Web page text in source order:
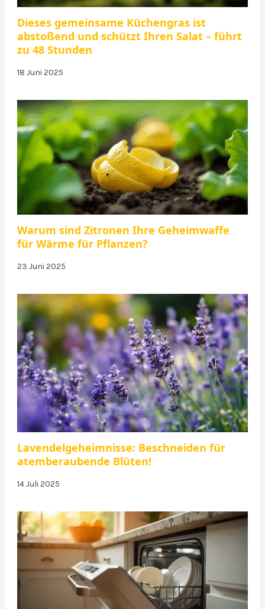
Dieses gemeinsame Küchengras ist
abstoßend und schützt Ihren Salat – führt
zu 48 Stunden
18 Juni 2025
Warum sind Zitronen Ihre Geheimwaffe
für Wärme für Pflanzen?
23 Juni 2025
Lavendelgeheimnisse: Beschneiden für
atemberaubende Blüten!
14 Juli 2025